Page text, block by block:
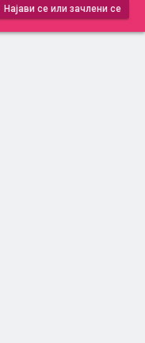
Најави се или зачлени се